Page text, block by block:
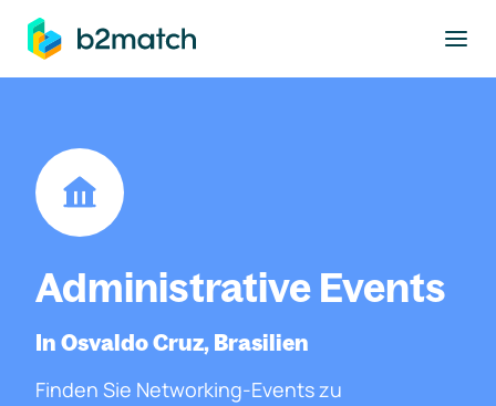
springen
Administrative Events
In Osvaldo Cruz, Brasilien
Finden Sie Networking-Events zu